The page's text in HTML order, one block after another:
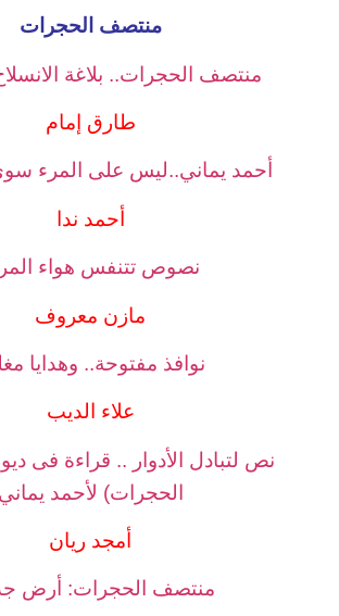
منتصف الحجرات
منتصف الحجرات.. بلاغة
طارق إمام
أحمد يماني..ليس على المرء
أحمد ندا
نصوص تتنفس هواء
مازن معروف
نوافذ مفتوحة.. وهدايا
علاء الديب
نص لتبادل الأدوار .. قراءة فى
الحجرات) لأحمد يماني
أمجد ريان
منتصف الحجرات: أرض